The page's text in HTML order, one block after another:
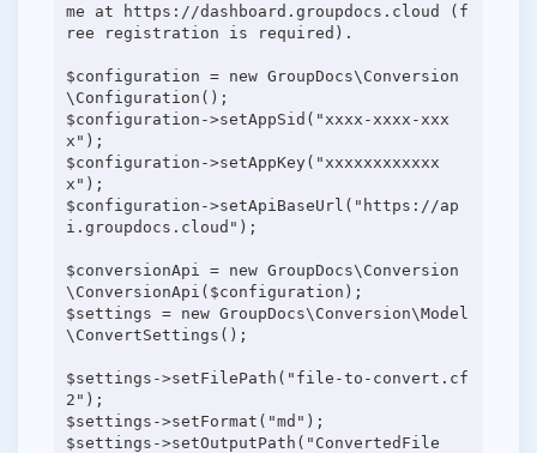
me at https://dashboard.groupdocs.cloud (f
ree registration is required).
$configuration = new GroupDocs\Conversion
\Configuration();
$configuration->setAppSid("xxxx-xxxx-xxx
x");
$configuration->setAppKey("xxxxxxxxxxxx
x");
$configuration->setApiBaseUrl("https://ap
i.groupdocs.cloud");
$conversionApi = new GroupDocs\Conversion
\ConversionApi($configuration);
$settings = new GroupDocs\Conversion\Model
\ConvertSettings();
$settings->setFilePath("file-to-convert.cf
2");
$settings->setFormat("md");
$settings->setOutputPath("ConvertedFile